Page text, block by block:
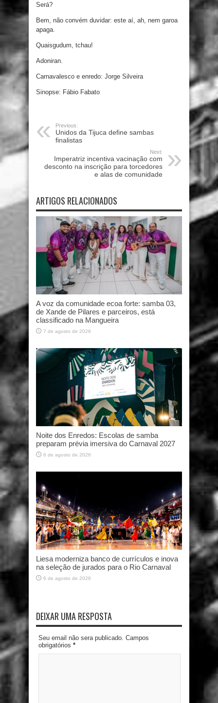
Será?
Bem, não convém duvidar: este aí, ah, nem garoa
apaga.
Quaisgudum, tchau!
Adoniran.
Carnavalesco e enredo: Jorge Silveira
Sinopse: Fábio Fabato
Previous:
Unidos da Tijuca define sambas
finalistas
Next:
Imperatriz incentiva vacinação com
desconto na inscrição para torcedores
e alas de comunidade
ARTIGOS RELACIONADOS
A voz da comunidade ecoa forte: samba 03,
de Xande de Pilares e parceiros, está
classificado na Mangueira
7 de agosto de 2026
Noite dos Enredos: Escolas de samba
preparam prévia imersiva do Carnaval 2027
6 de agosto de 2026
Liesa moderniza banco de currículos e inova
na seleção de jurados para o Rio Carnaval
6 de agosto de 2026
DEIXAR UMA RESPOSTA
Seu email não sera publicado. Campos
obrigatórios *